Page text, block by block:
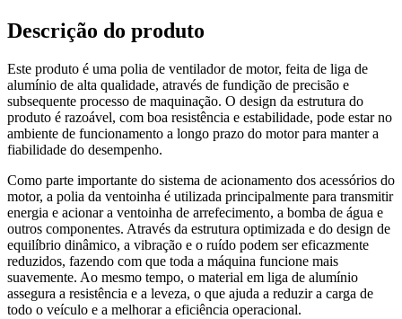
Descrição do produto
Este produto é uma polia de ventilador de motor, feita de liga de
alumínio de alta qualidade, através de fundição de precisão e
subsequente processo de maquinação. O design da estrutura do
produto é razoável, com boa resistência e estabilidade, pode estar no
ambiente de funcionamento a longo prazo do motor para manter a
fiabilidade do desempenho.
Como parte importante do sistema de acionamento dos acessórios do
motor, a polia da ventoinha é utilizada principalmente para transmitir
energia e acionar a ventoinha de arrefecimento, a bomba de água e
outros componentes. Através da estrutura optimizada e do design de
equilíbrio dinâmico, a vibração e o ruído podem ser eficazmente
reduzidos, fazendo com que toda a máquina funcione mais
suavemente. Ao mesmo tempo, o material em liga de alumínio
assegura a resistência e a leveza, o que ajuda a reduzir a carga de
todo o veículo e a melhorar a eficiência operacional.